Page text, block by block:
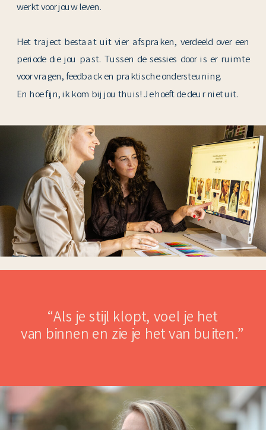
werkt voor jouw leven.
Het traject bestaat uit vier afspraken, verdeeld over een
periode die jou past. Tussen de sessies door is er ruimte
voor vragen, feedback en praktische ondersteuning.
En hoe fijn, ik kom bij jou thuis! Je hoeft de deur niet uit.
“Als je stijl klopt, voel je het
van binnen en zie je het van buiten.”